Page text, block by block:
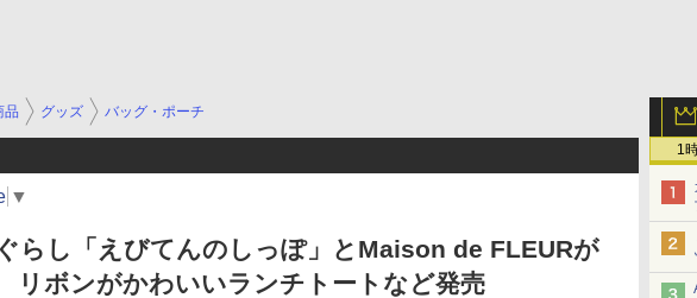
1
品 グッズ バッグ・ポーチ
▼
らし「えびてんのしっぽ」とMaison de FLEURが
ボンがかわいいランチトートなど発売